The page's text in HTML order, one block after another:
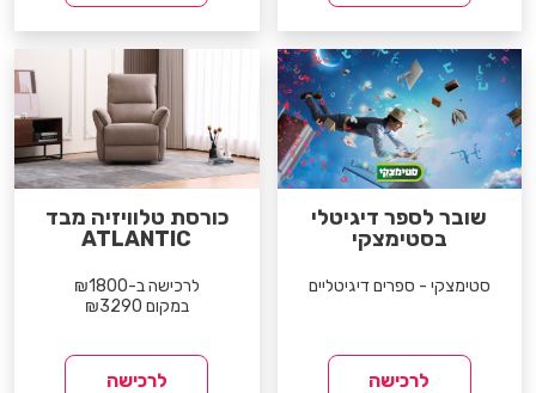
שובר לספר דיגיטלי
בסטימצקי
סטימצקי - ספרים דיגיטליים
לרכישה
כורסת טלוויזיה מבד
ATLANTIC
לרכישה ב-₪1800
במקום ₪3290
לרכישה